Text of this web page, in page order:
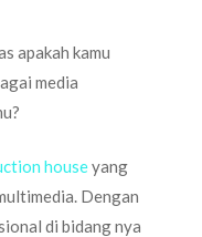
apakah kamu
media
houseyang
Dengan
di bidang nya